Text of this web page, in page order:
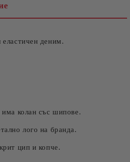
еластичен деним.
има колан със шипове.
лого на бранда.
цип и копче.